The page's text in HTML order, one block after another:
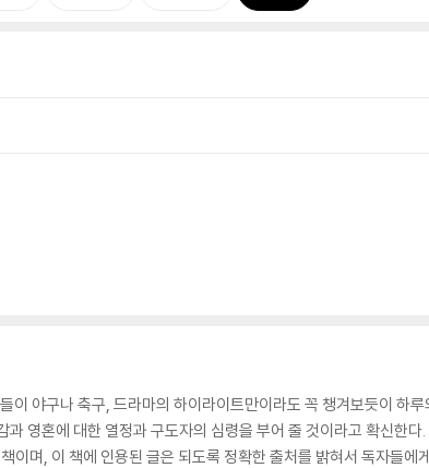
이 야구나 축구, 드라마의 하이라이트만이라도 꼭 챙겨보듯이 하
과 영혼에 대한 열정과 구도자의 심령을 부어 줄 것이라고 확신한
이며, 이 책에 인용된 글은 되도록 정확한 출처를 밝혀서 독자들에